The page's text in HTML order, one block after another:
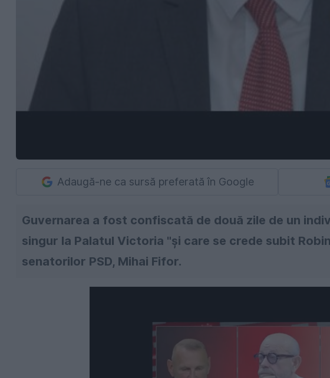
Adaugă-ne ca sursă preferată în Google
Guvernarea a fost confiscată de două zile de un
singur la Palatul Victoria "şi care se crede subit
senatorilor PSD, Mihai Fifor.